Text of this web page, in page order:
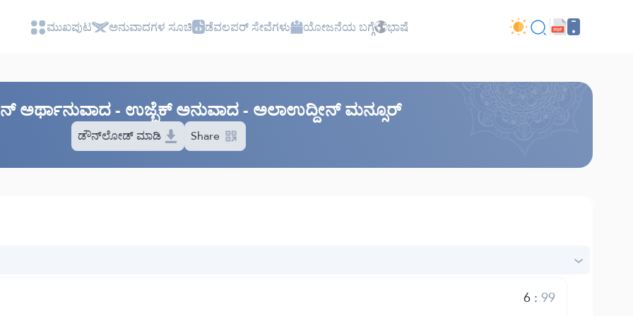
ಮುಖಪುಟ ಅನುವಾದಗಳ ಸೂಚಿ ಡೆವಲಪರ್ ಸೇವೆಗಳು ಯೋಜನೆಯ ಬಗ್ಗೆ ಭಾಷೆ
ಅರ್ಥಾನುವಾದ - ಉಜ್ಬೆಕ್ ಅನುವಾದ - ಅಲಾಉದ್ದೀನ್ ಮನ್ಸೂರ್
ಡೌನ್‌ಲೋಡ್ ಮಾಡಿ Share
6:99